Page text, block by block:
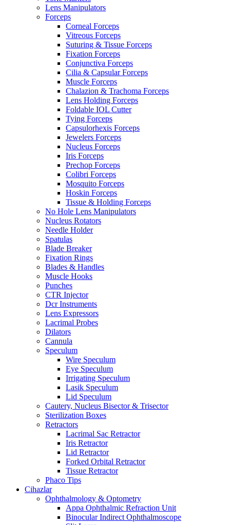
Lens Manipulators
Forceps
Corneal Forceps
Vitreous Forceps
Suturing & Tissue Forceps
Fixation Forceps
Conjunctiva Forceps
Cilia & Capsular Forceps
Muscle Forceps
Chalazion & Trachoma Forceps
Lens Holding Forceps
Foldable IOL Cutter
Tying Forceps
Capsulorhexis Forceps
Jewelers Forceps
Nucleus Forceps
Iris Forceps
Prechop Forceps
Colibri Forceps
Mosquito Forceps
Hoskin Forceps
Tissue & Holding Forceps
No Hole Lens Manipulators
Nucleus Rotators
Needle Holder
Spatulas
Blade Breaker
Fixation Rings
Blades & Handles
Muscle Hooks
Punches
CTR Injector
Dcr Instruments
Lens Expressors
Lacrimal Probes
Dilators
Cannula
Speculum
Wire Speculum
Eye Speculum
Irrigating Speculum
Lasik Speculum
Lid Speculum
Cautery, Nucleus Bisector & Trisector
Sterilization Boxes
Retractors
Lacrimal Sac Retractor
Iris Retractor
Lid Retractor
Forked Orbital Retractor
Tissue Retractor
Phaco Tips
Cihazlar
Ophthalmology & Optometry
Appa Ophthalmic Refraction Unit
Binocular Indirect Ophthalmoscope